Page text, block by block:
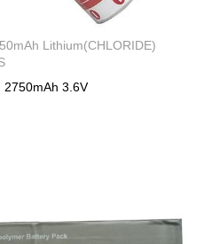
Lithium(CHLORIDE)
2750mAh 3.6V